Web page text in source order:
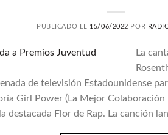
PUBLICADO EL 15/06/2022 POR
La
de televisión Estadounidense
Girl Power (La Mejor Colaboración
destacada Flor de Rap. La canción